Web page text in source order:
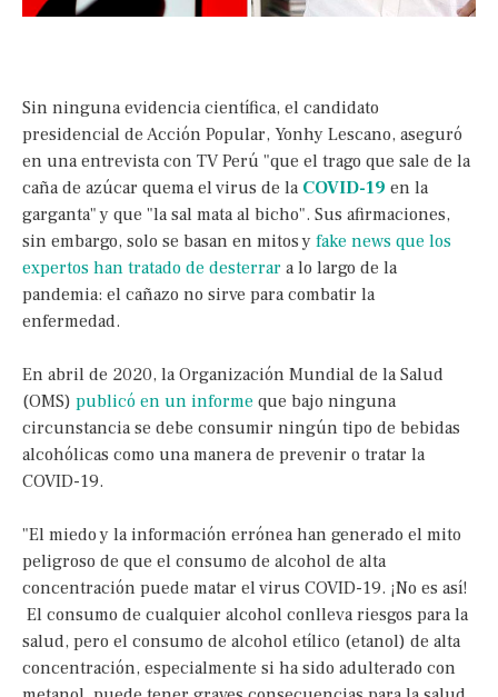
Sin ninguna evidencia científica, el candidato
presidencial de Acción Popular, Yonhy Lescano, aseguró
en una entrevista con TV Perú "que el trago que sale de la
caña de azúcar quema el virus de la COVID-19 en la
garganta" y que "la sal mata al bicho". Sus afirmaciones,
sin embargo, solo se basan en mitos y fake news que los
expertos han tratado de desterrar a lo largo de la
pandemia: el cañazo no sirve para combatir la
enfermedad.
En abril de 2020, la Organización Mundial de la Salud
(OMS) publicó en un informe que bajo ninguna
circunstancia se debe consumir ningún tipo de bebidas
alcohólicas como una manera de prevenir o tratar la
COVID-19.
"El miedo y la información errónea han generado el mito
peligroso de que el consumo de alcohol de alta
concentración puede matar el virus COVID-19. ¡No es así!
El consumo de cualquier alcohol conlleva riesgos para la
salud, pero el consumo de alcohol etílico (etanol) de alta
concentración, especialmente si ha sido adulterado con